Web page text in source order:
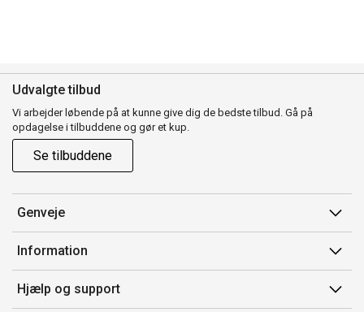
Udvalgte tilbud
Vi arbejder løbende på at kunne give dig de bedste tilbud. Gå på
opdagelse i tilbuddene og gør et kup.
Se tilbuddene
Genveje
Min side
Ordrehistorik
Gavekort
Information
Salgsbetingelser
Mærker/producent
Hjælp og support